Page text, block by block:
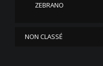
ZEBRANO
NON CLASSÉ